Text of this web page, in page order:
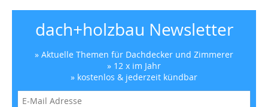
dach+holzbau Newsletter
» Aktuelle Themen für Dachdecker und Zimmerer
» 12 x im Jahr
» kostenlos & jederzeit kündbar